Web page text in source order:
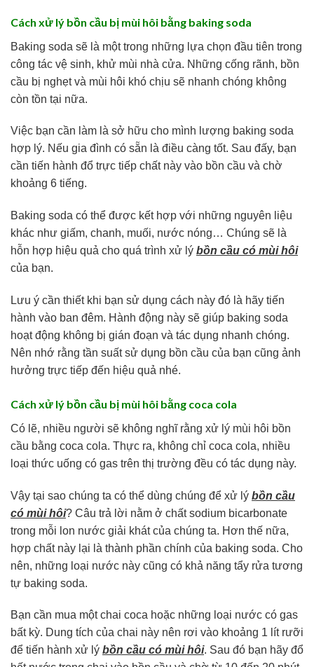
Cách xử lý bồn cầu bị mùi hôi bằng baking soda
Baking soda sẽ là một trong những lựa chọn đầu tiên trong
công tác vệ sinh, khử mùi nhà cửa. Những cống rãnh, bồn
cầu bị nghẹt và mùi hôi khó chịu sẽ nhanh chóng không
còn tồn tại nữa.
Việc bạn cần làm là sở hữu cho mình lượng baking soda
hợp lý. Nếu gia đình có sẵn là điều càng tốt. Sau đấy, bạn
cần tiến hành đổ trực tiếp chất này vào bồn cầu và chờ
khoảng 6 tiếng.
Baking soda có thể được kết hợp với những nguyên liệu
khác như giấm, chanh, muối, nước nóng… Chúng sẽ là
hỗn hợp hiệu quả cho quá trình xử lý bồn cầu có mùi hôi
của bạn.
Lưu ý cần thiết khi bạn sử dụng cách này đó là hãy tiến
hành vào ban đêm. Hành động này sẽ giúp baking soda
hoạt động không bị gián đoạn và tác dụng nhanh chóng.
Nên nhớ rằng tần suất sử dụng bồn cầu của bạn cũng ảnh
hưởng trực tiếp đến hiệu quả nhé.
Cách xử lý bồn cầu bị mùi hôi bằng coca cola
Có lẽ, nhiều người sẽ không nghĩ rằng xử lý mùi hôi bồn
cầu bằng coca cola. Thực ra, không chỉ coca cola, nhiều
loại thức uống có gas trên thị trường đều có tác dụng này.
Vậy tại sao chúng ta có thể dùng chúng để xử lý bồn cầu
có mùi hôi? Câu trả lời nằm ở chất sodium bicarbonate
trong mỗi lon nước giải khát của chúng ta. Hơn thế nữa,
hợp chất này lại là thành phần chính của baking soda. Cho
nên, những loại nước này cũng có khả năng tẩy rửa tương
tự baking soda.
Bạn cần mua một chai coca hoặc những loại nước có gas
bất kỳ. Dung tích của chai này nên rơi vào khoảng 1 lít rưỡi
để tiến hành xử lý bồn cầu có mùi hôi. Sau đó bạn hãy đổ